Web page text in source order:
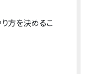
方を決めるこ